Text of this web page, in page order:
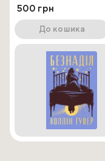
500 грн
До кошика